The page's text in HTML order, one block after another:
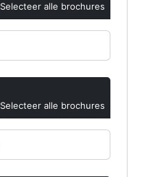
Selecteer alle brochures
Selecteer alle brochures